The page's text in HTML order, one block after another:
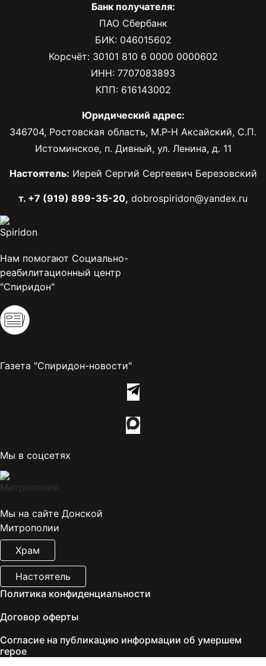
Банк получателя:
ПАО Сбербанк
БИК: 046015602
Корсчёт: 30101 810 6 0000 0000602
ИНН: 7707083893
КПП: 616143002
Юридический адрес:
346704, Ростовская область, М.Р-Н Аксайский, С.П.
Истоминское, п. Дивный, ул. Ленина, д. 11
Настоятель: Иерей Сергий Сергеевич Березовский
т. +7 (919) 899-35-20, dobrospiridon@yandex.ru
Нам помогают Социально-
реабилитационный центр
"Спиридон"
Газета "Спиридон-новости"
Мы в соцсетях
Мы на сайте Донской
Митрополии
Храм
Настоятель
Политика конфиденциальности
Договор оферты
Согласие на публикацию информации об умершем
герое